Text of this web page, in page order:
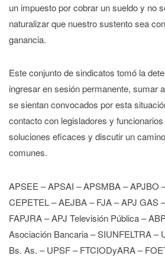
un impuesto por cobrar un sueldo y no
naturalizar que nuestro sustento sea
ganancia.
Este conjunto de sindicatos tomó la
ingresar en sesión permanente, sumar
se sientan convocados por esta
contacto con legisladores y
soluciones eficaces y discutir un
comunes.
APSEE – APSAI – APSMBA – APJBO
CEPETEL – AEJBA – FJA – APJ GAS
FAPJRA – APJ Televisión Pública –
Asociación Bancaria – SIUNFELTRA –
Bs. As. – UPSF – FTCIODyARA –